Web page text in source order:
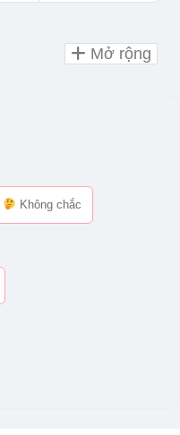
Không chắc
Mở rộng